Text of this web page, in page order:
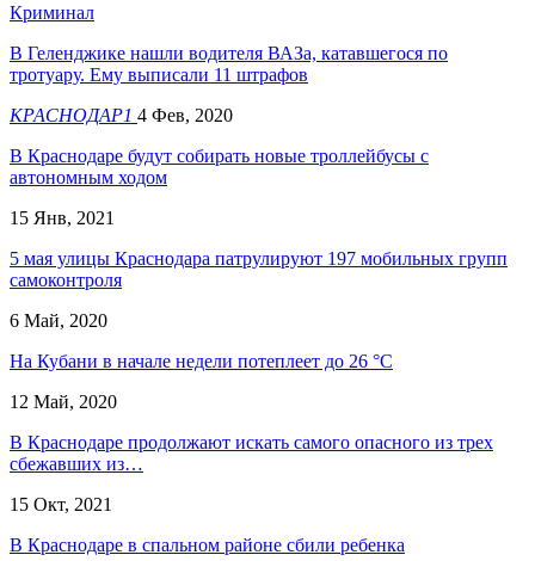
Криминал
В Геленджике нашли водителя ВАЗа, катавшегося по
тротуару. Ему выписали 11 штрафов
КРАСНОДАР1 4 Фев, 2020
В Краснодаре будут собирать новые троллейбусы с
автономным ходом
15 Янв, 2021
5 мая улицы Краснодара патрулируют 197 мобильных групп
самоконтроля
6 Май, 2020
На Кубани в начале недели потеплеет до 26 °С
12 Май, 2020
В Краснодаре продолжают искать самого опасного из трех
сбежавших из…
15 Окт, 2021
В Краснодаре в спальном районе сбили ребенка